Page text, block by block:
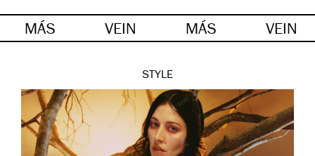
MÁS VEIN MÁS VEIN
STYLE